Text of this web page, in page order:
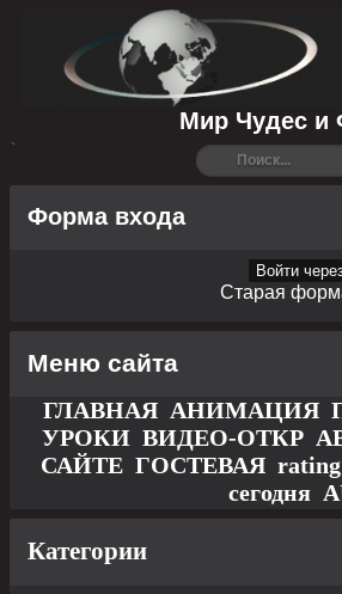
Мир Чудес и
Форма входа
Войти
Старая
Меню сайта
ГЛАВНАЯ АНИМАЦИЯ
УРОКИ ВИДЕО-ОТКР
САЙТЕ ГОСТЕВАЯ rating
сегодня
Категории